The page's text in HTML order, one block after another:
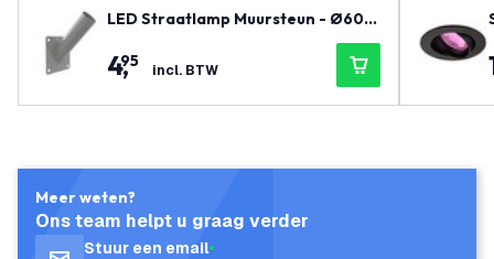
LED Straatlamp Muursteun - Ø60m
4,
95 incl. BTW
Meer weten?
Ons team helpt u graag verder
Stuur een email